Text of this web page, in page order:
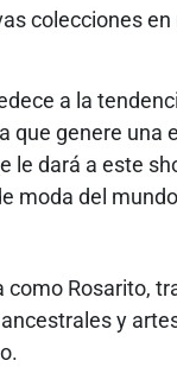
colecciones en
a la
que genere una
le dará a este
moda del
Rosarito,
y